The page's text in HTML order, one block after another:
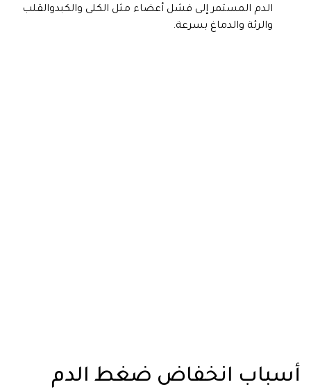
الدم المستمر إلى فشل أعضاء مثل الكلى والكبدوالقلب
والرئة والدماغ بسرعة.
أسباب انخفاض ضغط الدم